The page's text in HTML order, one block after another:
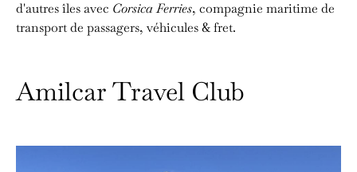
d'autres îles avec Corsica Ferries, compagnie maritime de
transport de passagers, véhicules & fret.
Amilcar Travel Club